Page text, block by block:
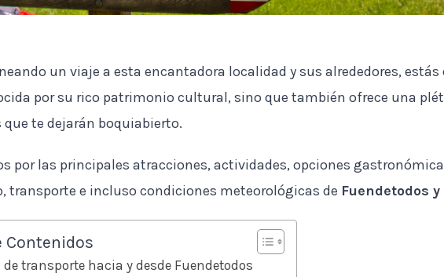
un viaje a esta encantadora localidad y sus alrededores, estás
por su rico patrimonio cultural, sino que también ofrece una
que te dejarán boquiabierto.
por las principales atracciones, actividades, opciones
transporte e incluso condiciones meteorológicas de Fuendetodos
Contenidos
de transporte hacia y desde Fuendetodos